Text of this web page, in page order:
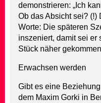
demonstrieren: „Ich
Ob das Absicht sei? (!)
Worte: Die späteren
inszeniert, damit sei er
Stück näher
Erwachsen werden
Gibt es eine
dem Maxim Gorki in